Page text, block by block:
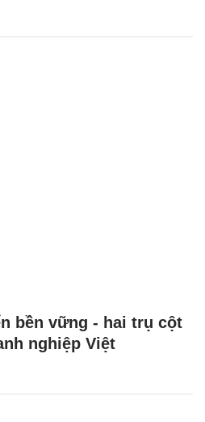
bền vững - hai trụ cột
nghiệp Việt